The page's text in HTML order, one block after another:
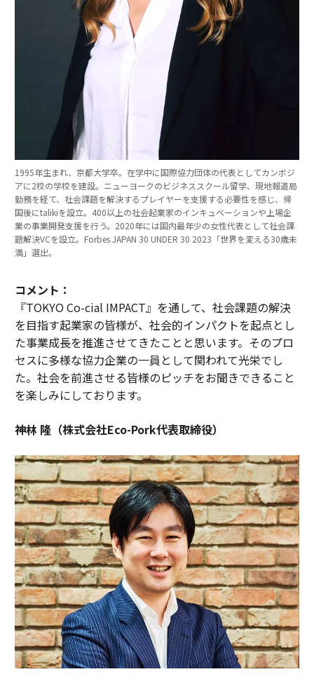
1995年生まれ、京都大学卒。在学中に国際協力団体の代表としてカンボジ
アに2校の学校を建設。ニューヨークのビジネススクール留学、現地報道局
勤務を経て、社会課題を解決するプレイヤーを支援する必要性を感じ、帰
国後にtalikiを設立。400以上の社会起業家のインキュベーションや上場企
業の事業開発支援を行う。2020年には国内最年少の女性代表として社会課
題解決VCを設立。Forbes JAPAN 30 UNDER 30 2023「世界を変える30歳未
満」選出。
コメント：
『TOKYO Co-cial IMPACT』を通して、社会課題の解決
を目指す起業家の皆様が、社会的インパクトを起点とし
た事業成長を推進させてきたことと思います。そのプロ
セスに多様な協力企業の一員として関われて光栄でし
た。社会を前進させる皆様のピッチをお聞きできること
を楽しみにしております。
神林 隆（株式会社Eco-Pork代表取締役）